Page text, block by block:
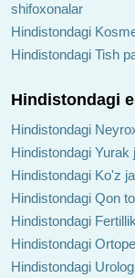
shifoxonalar
Hindistondagi
Hindistondagi Tish
Hindistondagi
Hindistondagi
Hindistondagi Yurak
Hindistondagi Ko'z
Hindistondagi Qon
Hindistondagi
Hindistondagi
Hindistondagi